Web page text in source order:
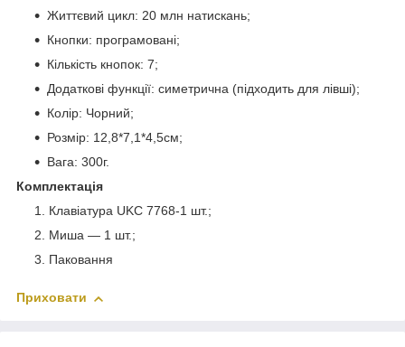
Життєвий цикл: 20 млн натискань;
Кнопки: програмовані;
Кількість кнопок: 7;
Додаткові функції: симетрична (підходить для лівші);
Колір: Чорний;
Розмір: 12,8*7,1*4,5см;
Вага: 300г.
Комплектація
Клавіатура UKC 7768-1 шт.;
Миша — 1 шт.;
Паковання
Приховати